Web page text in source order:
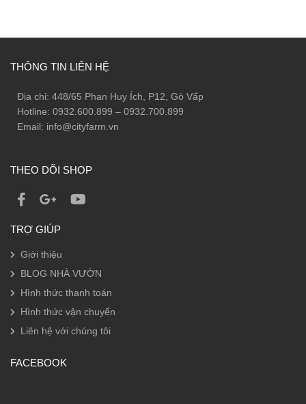
THÔNG TIN LIÊN HỆ
Địa chỉ: 448/65 Phan Huy Ích, P12, Gò Vấp
Hotline: 0932.600.899 – 0932.700.899
Email: info@cityfarm.vn
THEO DÕI SHOP
TRỢ GIÚP
Giới thiệu
BLOG NHÀ VƯỜN
Hình thức thanh toán
Hình thức vận chuyển
Liên hệ với chúng tôi
FACEBOOK